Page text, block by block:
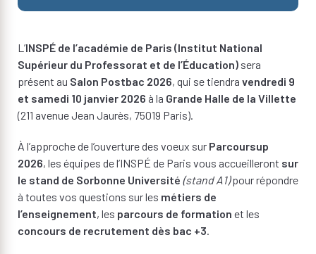
L’INSPÉ de l’académie de Paris (Institut National
Supérieur du Professorat et de l’Éducation) sera
présent au Salon Postbac 2026, qui se tiendra vendredi 9
et samedi 10 janvier 2026 à la Grande Halle de la Villette
(211 avenue Jean Jaurès, 75019 Paris).
À l’approche de l’ouverture des voeux sur Parcoursup
2026, les équipes de l’INSPÉ de Paris vous accueilleront sur
le stand de Sorbonne Université (stand A1)pour répondre
à toutes vos questions sur les métiers de
l’enseignement, les parcours de formation et les
concours de recrutement dès bac +3.